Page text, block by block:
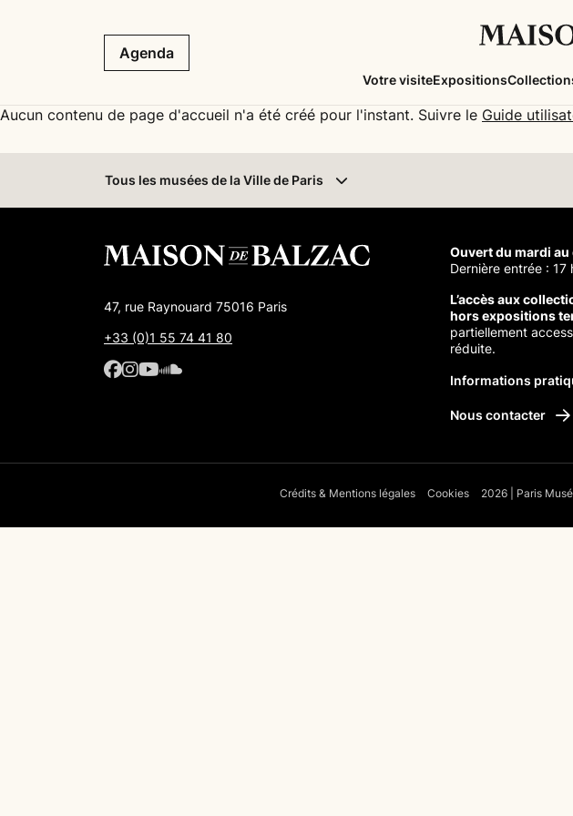
Votre visiteExpositions
Agenda
Aucun contenu de page d'accueil n'a été créé pour l'instant. Suivre le Guide
Tous les musées de la Ville de Paris
47, rue Raynouard 75016 Paris
+33 (0)1 55 74 41 80
Facebook : Maison de Balzac
Facebook : Maison de Balzac
Youtube : Maison de Balzac
SoundCloud : Maison de Balzac
Ouvert du mardi au
Dernière entrée : 17
L’accès aux
hors expositions
partiellement
réduite.
Informations
Nous contacter
Crédits & Mentions légales Cookies 2026 | Paris